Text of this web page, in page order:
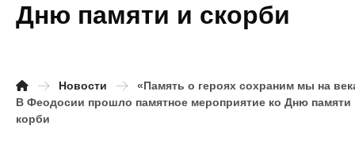
Дню памяти и скорби
Новости
«Память о героях сохраним мы на
В Феодосии прошло памятное мероприятие ко Дню памяти
корби